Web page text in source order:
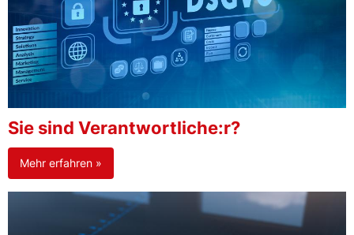
Sie sind Verantwortliche:r?
Mehr erfahren »